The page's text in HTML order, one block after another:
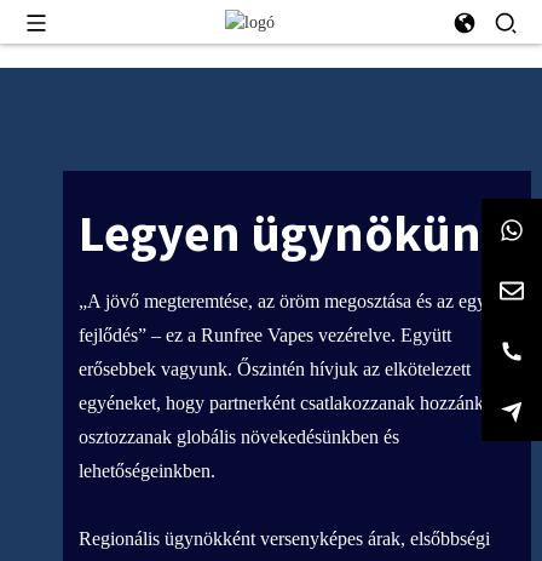
Legyen ügynökünk
„A jövő megteremtése, az öröm megosztása és az együtt
fejlődés” – ez a Runfree Vapes vezérelve. Együtt
erősebbek vagyunk. Őszintén hívjuk az elkötelezett
egyéneket, hogy partnerként csatlakozzanak hozzánk, és
osztozzanak globális növekedésünkben és
lehetőségeinkben.
Regionális ügynökként versenyképes árak, elsőbbségi